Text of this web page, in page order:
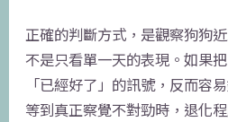
正確的判斷方式，是觀察狗狗
不是只看單一天的表現。如果
「已經好了」的訊號，反而容
等到真正察覺不對勁時，退化